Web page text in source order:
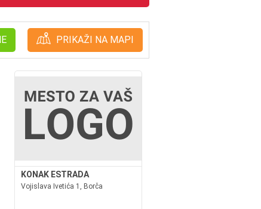
PRIKAŽI NA MAPI
KONAK ESTRADA
Vojislava Ivetića 1, Borča